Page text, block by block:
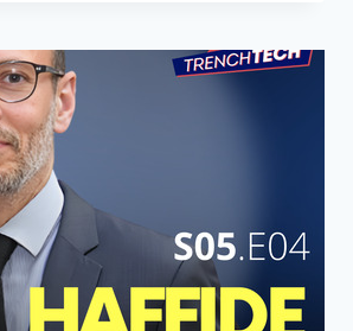
:
POUVOIR,
PARANOÏA
ET
PROPHÉTIES
–
GUILLAUME
GRALLET